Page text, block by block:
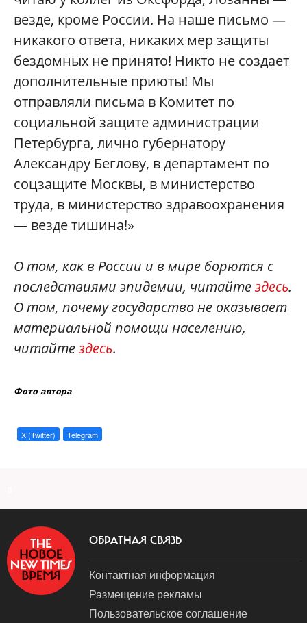
везде, кроме России. На наше письмо —
никакого ответа, никаких мер защиты
бездомных не принято! Никто не создает
дополнительные приюты! Мы
отправляли письма в Комитет по
социальной защите администрации
Петербурга, лично губернатору
Александру Беглову, в департамент по
соцзащите Москвы, в министерство
труда, в министерство здравоохранения
— везде тишина!»
О том, как в России и в мире борются с
последствиями эпидемии, читайтездесь.
О том, почему государство не оказывает
материальной помощи населению,
читайтездесь.
Фото автора
X (Twitter) Telegram
ОБРАТНАЯ СВЯЗЬ
Контактная информация
Размещение рекламы
Пользовательское соглашение